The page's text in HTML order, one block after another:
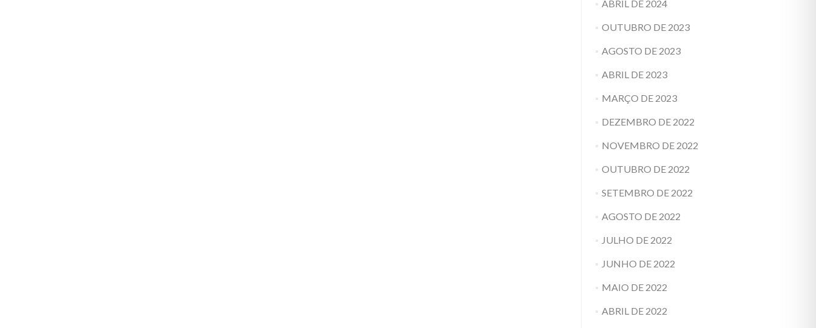
ABRIL DE 2024
OUTUBRO DE 2023
AGOSTO DE 2023
ABRIL DE 2023
MARÇO DE 2023
DEZEMBRO DE 2022
NOVEMBRO DE 2022
OUTUBRO DE 2022
SETEMBRO DE 2022
AGOSTO DE 2022
JULHO DE 2022
JUNHO DE 2022
MAIO DE 2022
ABRIL DE 2022